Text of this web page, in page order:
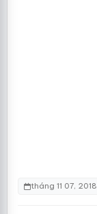
tháng 11 07, 2018